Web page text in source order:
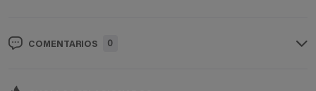
COMENTARIOS 0